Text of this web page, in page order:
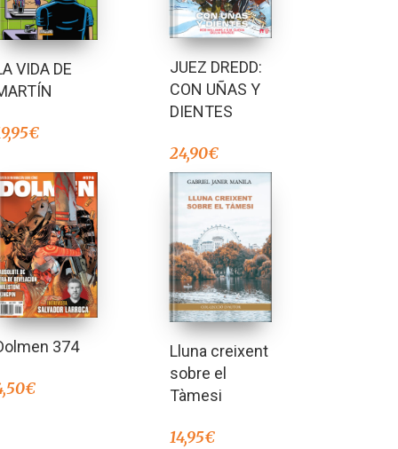
VIDA DE
€
JUEZ DREDD:
CON UÑAS Y
DIENTES
24,90€
374
€
Lluna creixent
sobre el
Tàmesi
14,95€